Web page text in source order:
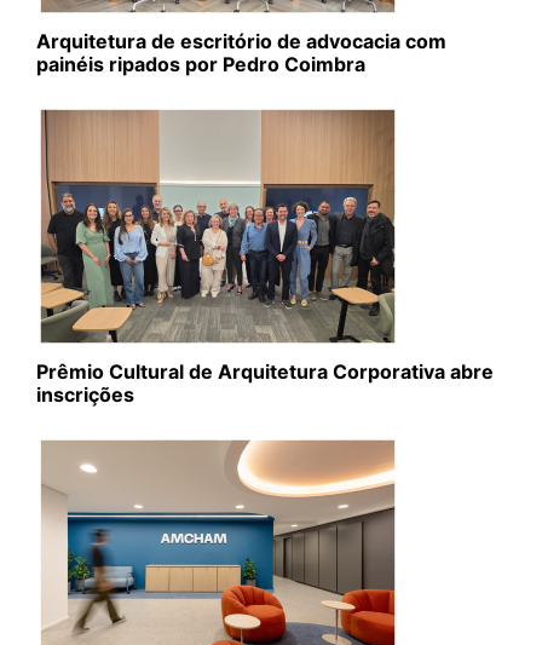
Arquitetura de escritório de advocacia com
painéis ripados por Pedro Coimbra
Prêmio Cultural de Arquitetura Corporativa abre
inscrições